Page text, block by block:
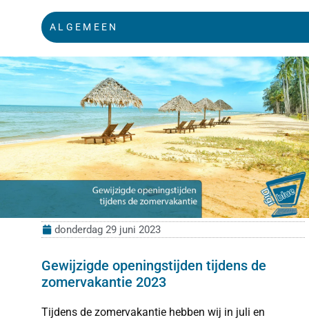
ALGEMEEN
donderdag 29 juni 2023
Gewijzigde openingstijden tijdens de
zomervakantie 2023
Tijdens de zomervakantie hebben wij in juli en